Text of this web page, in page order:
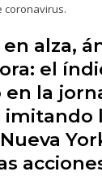
coronavirus.
alza,
el
la
imitando